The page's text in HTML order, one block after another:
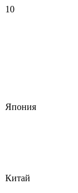
10
Япония
Китай